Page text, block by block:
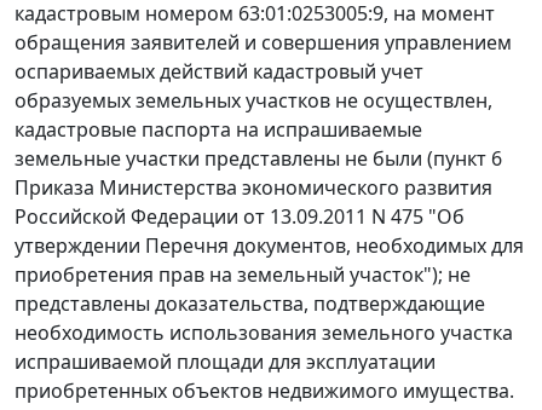
кадастровым номером 63:01:0253005:9, на момент
обращения заявителей и совершения управлением
оспариваемых действий кадастровый учет
образуемых земельных участков не осуществлен,
кадастровые паспорта на испрашиваемые
земельные участки представлены не были (пункт 6
Приказа Министерства экономического развития
Российской Федерации от 13.09.2011 N 475 "Об
утверждении Перечня документов, необходимых для
приобретения прав на земельный участок"); не
представлены доказательства, подтверждающие
необходимость использования земельного участка
испрашиваемой площади для эксплуатации
приобретенных объектов недвижимого имущества.